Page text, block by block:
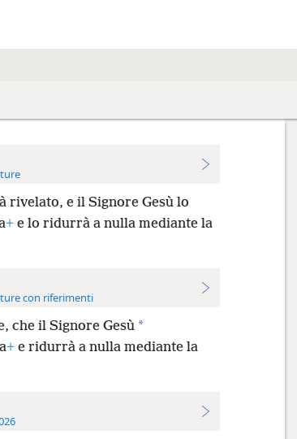
rivelato, e il Signore Gesù lo
+e lo ridurrà a nulla mediante la
con riferimenti
che il Signore Gesù *
+e ridurrà a nulla mediante la